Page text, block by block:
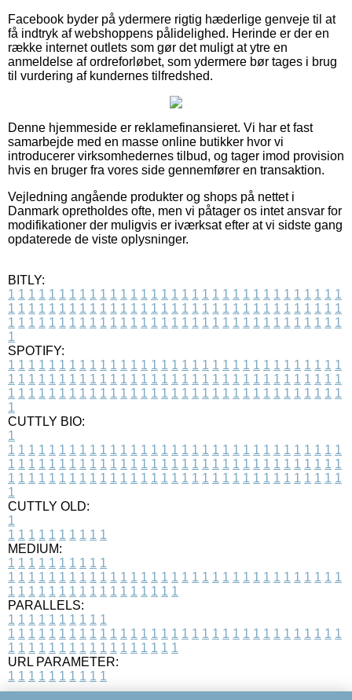
Facebook byder på ydermere rigtig hæderlige genveje til at
få indtryk af webshoppens pålidelighed. Herinde er der en
række internet outlets som gør det muligt at ytre en
anmeldelse af ordreforløbet, som ydermere bør tages i brug
til vurdering af kundernes tilfredshed.
Denne hjemmeside er reklamefinansieret. Vi har et fast
samarbejde med en masse online butikker hvor vi
introducerer virksomhedernes tilbud, og tager imod provision
hvis en bruger fra vores side gennemfører en transaktion.
Vejledning angående produkter og shops på nettet i
Danmark opretholdes ofte, men vi påtager os intet ansvar for
modifikationer der muligvis er iværksat efter at vi sidste gang
opdaterede de viste oplysninger.
BITLY:
1 1 1 1 1 1 1 1 1 1 1 1 1 1 1 1 1 1 1 1 1 1 1 1 1 1 1 1 1 1 1 1 1
1 1 1 1 1 1 1 1 1 1 1 1 1 1 1 1 1 1 1 1 1 1 1 1 1 1 1 1 1 1 1 1 1
1 1 1 1 1 1 1 1 1 1 1 1 1 1 1 1 1 1 1 1 1 1 1 1 1 1 1 1 1 1 1 1 1
1
SPOTIFY:
1 1 1 1 1 1 1 1 1 1 1 1 1 1 1 1 1 1 1 1 1 1 1 1 1 1 1 1 1 1 1 1 1
1 1 1 1 1 1 1 1 1 1 1 1 1 1 1 1 1 1 1 1 1 1 1 1 1 1 1 1 1 1 1 1 1
1 1 1 1 1 1 1 1 1 1 1 1 1 1 1 1 1 1 1 1 1 1 1 1 1 1 1 1 1 1 1 1 1
1
CUTTLY BIO:
1
1 1 1 1 1 1 1 1 1 1 1 1 1 1 1 1 1 1 1 1 1 1 1 1 1 1 1 1 1 1 1 1 1
1 1 1 1 1 1 1 1 1 1 1 1 1 1 1 1 1 1 1 1 1 1 1 1 1 1 1 1 1 1 1 1 1
1 1 1 1 1 1 1 1 1 1 1 1 1 1 1 1 1 1 1 1 1 1 1 1 1 1 1 1 1 1 1 1 1
1
CUTTLY OLD:
1
1 1 1 1 1 1 1 1 1 1
MEDIUM:
1 1 1 1 1 1 1 1 1 1
1 1 1 1 1 1 1 1 1 1 1 1 1 1 1 1 1 1 1 1 1 1 1 1 1 1 1 1 1 1 1 1 1
1 1 1 1 1 1 1 1 1 1 1 1 1 1 1 1 1
PARALLELS:
1 1 1 1 1 1 1 1 1 1
1 1 1 1 1 1 1 1 1 1 1 1 1 1 1 1 1 1 1 1 1 1 1 1 1 1 1 1 1 1 1 1 1
1 1 1 1 1 1 1 1 1 1 1 1 1 1 1 1 1
URL PARAMETER:
1 1 1 1 1 1 1 1 1 1